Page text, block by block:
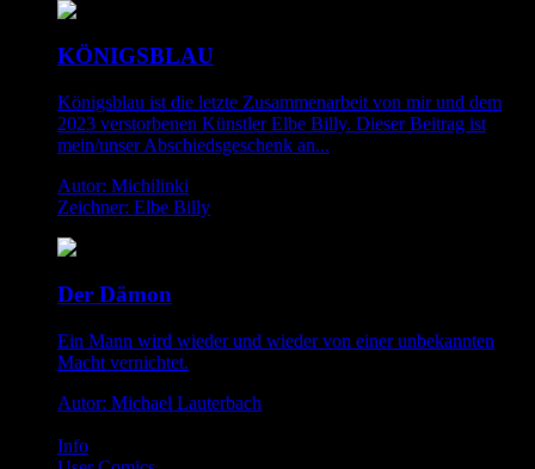
KÖNIGSBLAU
Königsblau ist die letzte Zusammenarbeit von mir und dem
2023 verstorbenen Künstler Elbe Billy. Dieser Beitrag ist
mein/unser Abschiedsgeschenk an...
Autor: Michilinki
Zeichner: Elbe Billy
Der Dämon
Ein Mann wird wieder und wieder von einer unbekannten
Macht vernichtet.
Autor: Michael Lauterbach
Info